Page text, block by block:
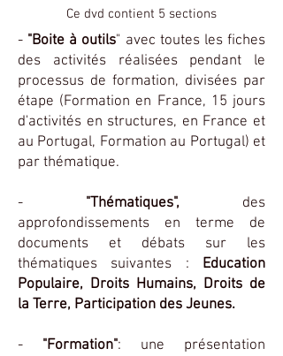
Ce dvd contient 5 sections
- "Boite à outils" avec toutes les fiches
des activités réalisées pendant le
processus de formation, divisées par
étape (Formation en France, 15 jours
d'activités en structures, en France et
au Portugal, Formation au Portugal) et
par thématique.
- "Thématiques", des
approfondissements en terme de
documents et débats sur les
thématiques suivantes : Education
Populaire, Droits Humains, Droits de
la Terre, Participation des Jeunes.
- "Formation": une présentation